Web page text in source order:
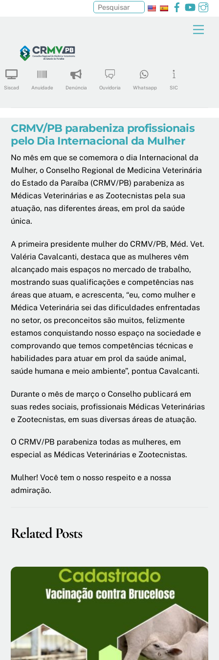
content
Facebook
Siscad Anuidade Denúncia Ouvidoria Whatsapp SIC
Pesquisar
CRMV/PB parabeniza profissionais
pelo Dia Internacional da Mulher
No mês em que se comemora o dia Internacional da
Mulher, o Conselho Regional de Medicina Veterinária
do Estado da Paraíba (CRMV/PB) parabeniza as
Médicas Veterinárias e as Zootecnistas pela sua
atuação, nas diferentes áreas, em prol da saúde
única.
A primeira presidente mulher do CRMV/PB, Méd. Vet.
Valéria Cavalcanti, destaca que as mulheres vêm
alcançado mais espaços no mercado de trabalho,
mostrando suas qualificações e competências nas
áreas que atuam, e acrescenta, “eu, como mulher e
Médica Veterinária sei das dificuldades enfrentadas
no setor, os preconceitos são muitos, felizmente
estamos conquistando nosso espaço na sociedade e
comprovando que temos competências técnicas e
habilidades para atuar em prol da saúde animal,
saúde humana e meio ambiente”, pontua Cavalcanti.
Durante o mês de março o Conselho publicará em
suas redes sociais, profissionais Médicas Veterinárias
e Zootecnistas, em suas diversas áreas de atuação.
O CRMV/PB parabeniza todas as mulheres, em
especial as Médicas Veterinárias e Zootecnistas.
Mulher! Você tem o nosso respeito e a nossa
admiração.
Related Posts